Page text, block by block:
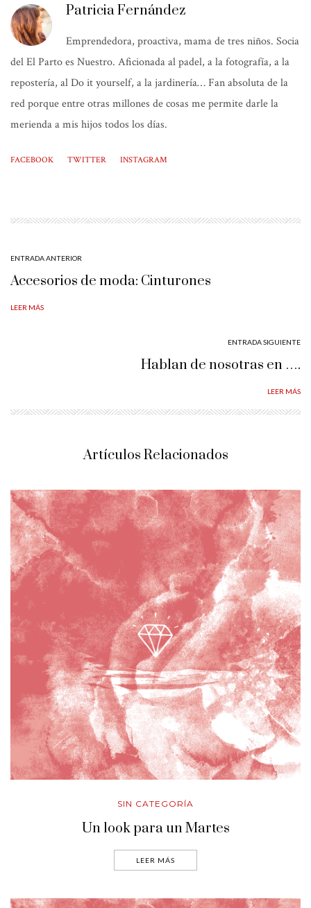
Patricia Fernández
Emprendedora, proactiva, mama de tres niños. Socia
del El Parto es Nuestro. Aficionada al padel, a la fotografía, a la
repostería, al Do it yourself, a la jardinería… Fan absoluta de la
red porque entre otras millones de cosas me permite darle la
merienda a mis hijos todos los días.
FACEBOOK TWITTER INSTAGRAM
ENTRADA ANTERIOR
Accesorios de moda: Cinturones
LEER MÁS
ENTRADA SIGUIENTE
Hablan de nosotras en ….
LEER MÁS
Artículos Relacionados
SIN CATEGORÍA
Un look para un Martes
LEER MÁS